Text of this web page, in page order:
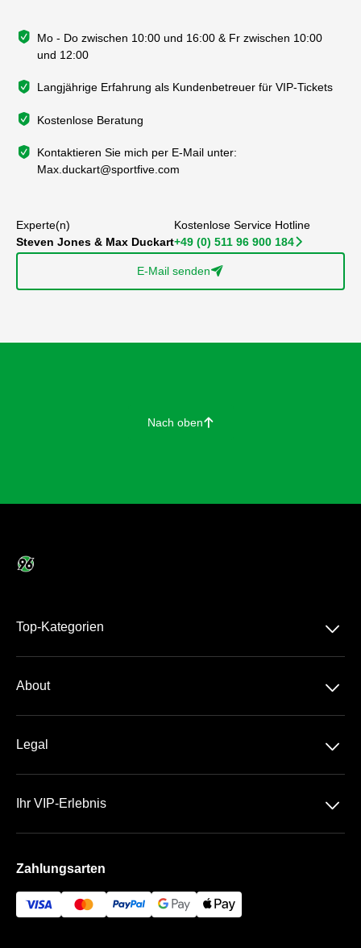
Mo - Do zwischen 10:00 und 16:00 & Fr zwischen 10:00
und 12:00
Langjährige Erfahrung als Kundenbetreuer für VIP-Tickets
Kostenlose Beratung
Kontaktieren Sie mich per E-Mail unter:
Max.duckart@sportfive.com
Experte(n)
Steven Jones & Max Duckart
Kostenlose Service Hotline
+49 (0) 511 96 900 184􀆊
E-Mail senden􀈠
Nach oben􀄨
Top-Kategorien 􀆈
DFB-Pokal
About 􀆈
Team
Legal 􀆈
Ihr VIP-Erlebnis 􀆈
96-VIP-Portal
Zahlungsarten